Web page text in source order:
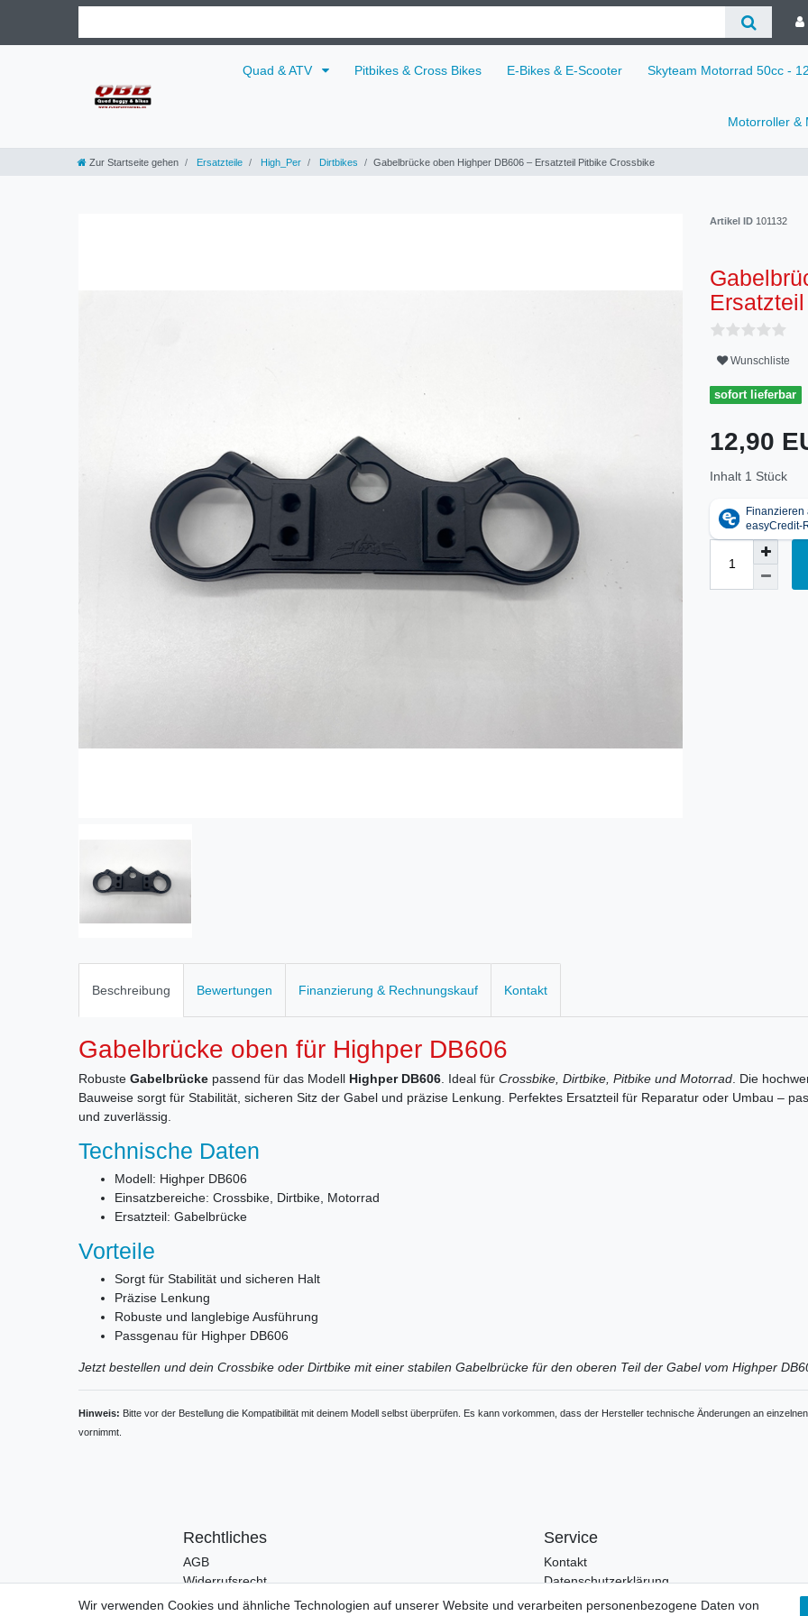
Quad & ATV Pitbikes & Cross Bikes E-Bikes & E-Scooter Skyteam Motorrad 50cc -
Motorroller &
Zur Startseite gehen Ersatzteile High_Per Dirtbikes Gabelbrücke oben Highper DB606 – Ersatzteil Pitbike Crossbike
Artikel ID 101132
Wunschliste
sofort lieferbar
12,90
Inhalt 1 Stück
Beschreibung Bewertungen Finanzierung & Rechnungskauf Kontakt
Gabelbrücke oben für Highper DB606
Robuste Gabelbrücke passend für das Modell Highper DB606 . Ideal für Crossbike, Dirtbike, Pitbike und Motorrad . Die
Bauweise sorgt für Stabilität, sicheren Sitz der Gabel und präzise Lenkung. Perfektes Ersatzteil für Reparatur oder Umbau –
und zuverlässig.
Technische Daten
Modell: Highper DB606
Einsatzbereiche: Crossbike, Dirtbike, Motorrad
Ersatzteil: Gabelbrücke
Vorteile
Sorgt für Stabilität und sicheren Halt
Präzise Lenkung
Robuste und langlebige Ausführung
Passgenau für Highper DB606
Jetzt bestellen und dein Crossbike oder Dirtbike mit einer stabilen Gabelbrücke für den oberen Teil der Gabel vom Highper
Hinweis: Bitte vor der Bestellung die Kompatibilität mit deinem Modell selbst überprüfen. Es kann vorkommen, dass der Hersteller technische Änderungen an
vornimmt.
Rechtliches
AGB
Widerrufsrecht
Impressum
Service
Kontakt
Datenschutzerklärung
Wir verwenden Cookies und ähnliche Technologien auf unserer Website und verarbeiten personenbezogene Daten von